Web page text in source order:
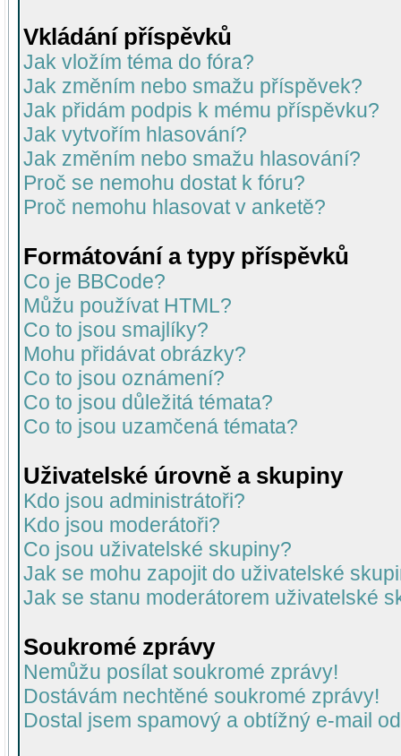
Vkládání příspěvků
Jak vložím téma do fóra?
Jak změním nebo smažu příspěvek?
Jak přidám podpis k mému příspěvku?
Jak vytvořím hlasování?
Jak změním nebo smažu hlasování?
Proč se nemohu dostat k fóru?
Proč nemohu hlasovat v anketě?
Formátování a typy příspěvků
Co je BBCode?
Můžu používat HTML?
Co to jsou smajlíky?
Mohu přidávat obrázky?
Co to jsou oznámení?
Co to jsou důležitá témata?
Co to jsou uzamčená témata?
Uživatelské úrovně a skupiny
Kdo jsou administrátoři?
Kdo jsou moderátoři?
Co jsou uživatelské skupiny?
Jak se mohu zapojit do uživatelské
Jak se stanu moderátorem uživatelské
Soukromé zprávy
Nemůžu posílat soukromé zprávy!
Dostávám nechtěné soukromé zprávy!
Dostal jsem spamový a obtížný e-mail